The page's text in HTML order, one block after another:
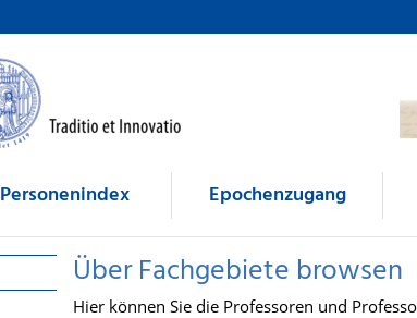
Personenindex Epochenzugang
Über Fachgebiete browsen
Hier können Sie die Professoren und